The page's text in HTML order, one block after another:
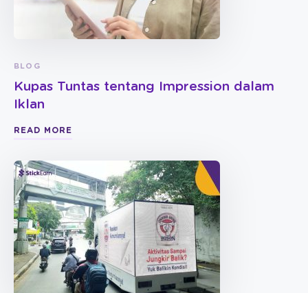
BLOG
Kupas Tuntas tentang Impression dalam
Iklan
READ MORE